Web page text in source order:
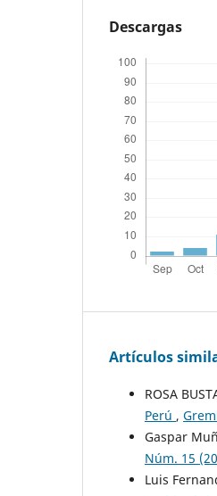
Descargas
Artículos
ROSA
Perú ,
Gaspar
Núm. 15
Luis